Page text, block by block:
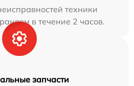
техники
в течение 2 часов.
запчасти